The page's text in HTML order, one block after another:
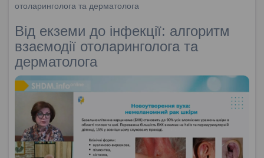
отоларинголога та дерматолога
Від екземи до інфекції: алгоритм
взаємодії отоларинголога та
дерматолога